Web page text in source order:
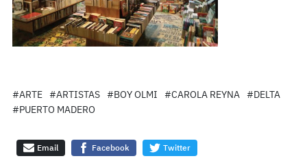
#ARTE #ARTISTAS #BOY OLMI #CAROLA REYNA
#DELTA
#PUERTO MADERO
Email Facebook Twitter